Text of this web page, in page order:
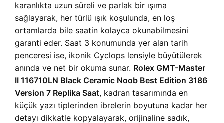
karanlıkta uzun süreli ve parlak bir ışıma
sağlayarak, her türlü ışık koşulunda, en loş
ortamlarda bile saatin kolayca okunabilmesini
garanti eder. Saat 3 konumunda yer alan tarih
penceresi ise, ikonik Cyclops lensiyle büyütülerek
anında ve net bir okuma sunar. Rolex GMT-Master
II 116710LN Black Ceramic Noob Best Edition 3186
Version 7 Replika Saat, kadran tasarımında en
küçük yazı tiplerinden ibrelerin boyutuna kadar her
detayı dikkatle kopyalayarak, orijinaline sadık,